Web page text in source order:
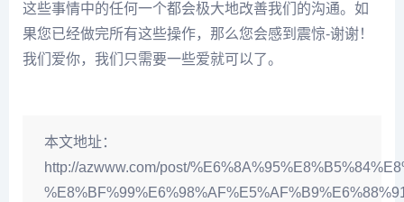
这些事情中的任何一个都会极大地改善我们的沟通。如
果您已经做完所有这些操作，那么您会感到震惊-谢谢！
我们爱你，我们只需要一些爱就可以了。
本文地址：
http://azwww.com/post/